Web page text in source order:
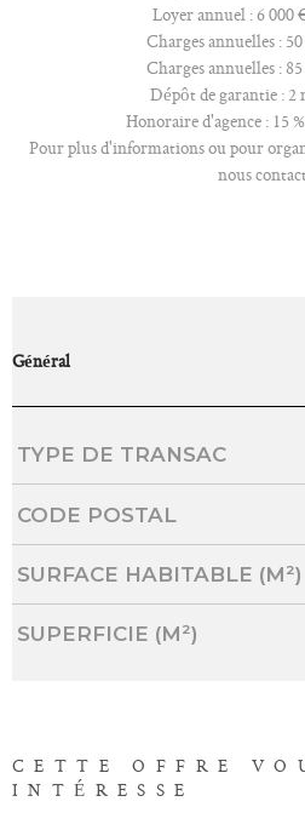
Loyer annuel : 6 000
Charges annuelles :
Charges annuelles :
Dépôt de garantie :
Honoraire d'agence : 15
Pour plus d'informations ou pour
nous
Général
Caractérisque Valeurs
TYPE DE TRANSAC
CODE POSTAL
SURFACE HABITABLE (M²)
SUPERFICIE (M²)
CETTE OFFRE
INTÉRESSE